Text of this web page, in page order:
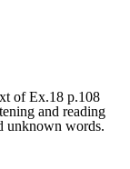
of Ex.18 p.108
and reading
unknown words.